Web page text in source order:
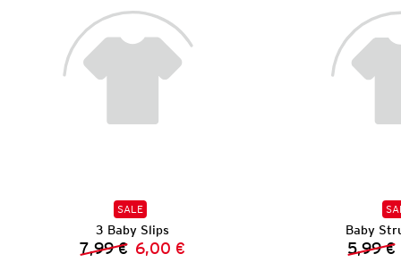
SALE
3 Baby Slips
Vorheriger Preis:
7,99 € Neuer Preis:
6,00 €
Baby
5,99 €